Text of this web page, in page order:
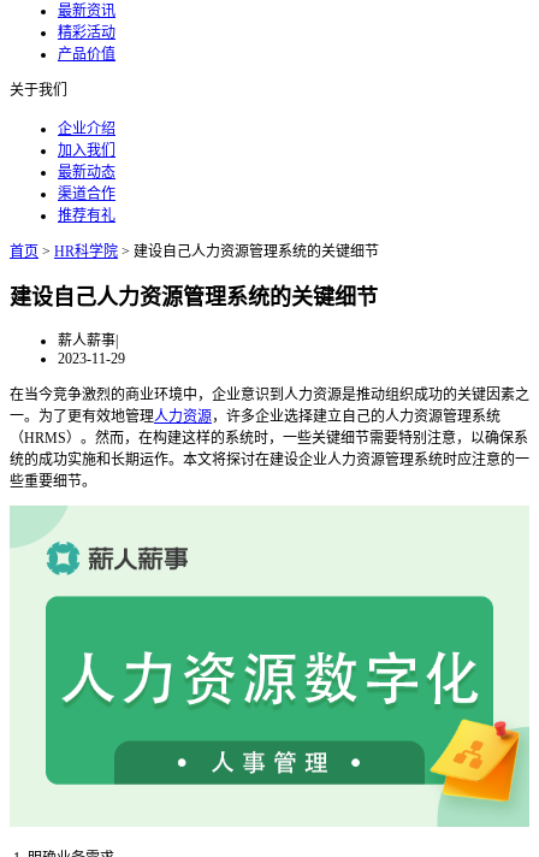
最新资讯
精彩活动
产品价值
关于我们
企业介绍
加入我们
最新动态
渠道合作
推荐有礼
首页 > HR科学院 > 建设自己人力资源管理系统的关键细节
建设自己人力资源管理系统的关键细节
薪人薪事|
2023-11-29
在当今竞争激烈的商业环境中，企业意识到人力资源是推动组织成功的关键因素之
一。为了更有效地管理人力资源，许多企业选择建立自己的人力资源管理系统
（HRMS）。然而，在构建这样的系统时，一些关键细节需要特别注意，以确保系
统的成功实施和长期运作。本文将探讨在建设企业人力资源管理系统时应注意的一
些重要细节。